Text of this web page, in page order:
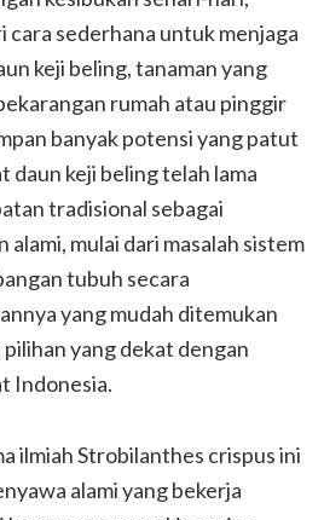
cara sederhana untuk menjaga
keji beling, tanaman yang
rumah atau pinggir
banyak potensi yang patut
keji beling telah lama
tradisional sebagai
mulai dari masalah sistem
tubuh secara
yang mudah ditemukan
yang dekat dengan
Indonesia.
ilmiah Strobilanthes crispus ini
alami yang bekerja